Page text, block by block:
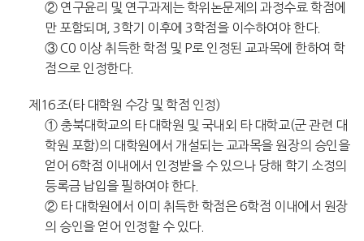
② 연구윤리 및 연구과제는 학위논문제의 과정수료 학점에
만 포함되며, 3학기 이후에 3학점을 이수하여야 한다.
③ C0 이상 취득한 학점 및 P로 인정된 교과목에 한하여 학
점으로 인정한다.
제16조(타 대학원 수강 및 학점 인정)
① 충북대학교의 타 대학원 및 국내외 타 대학교(군 관련 대
학원 포함)의 대학원에서 개설되는 교과목을 원장의 승인을
얻어 6학점 이내에서 인정받을 수 있으나 당해 학기 소정의
등록금 납입을 필하여야 한다.
② 타 대학원에서 이미 취득한 학점은 6학점 이내에서 원장
의 승인을 얻어 인정할 수 있다.